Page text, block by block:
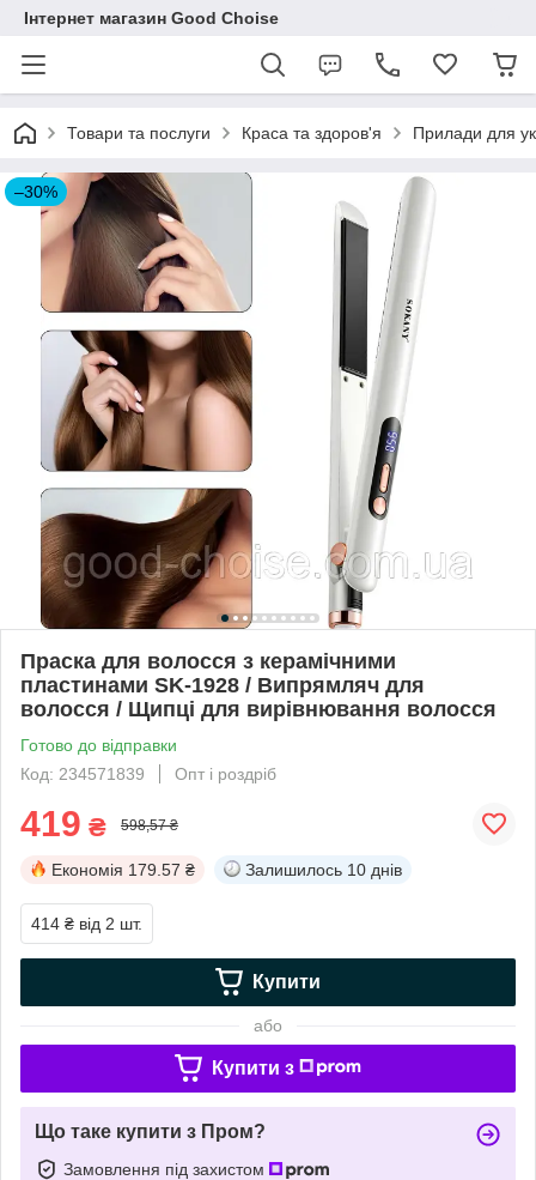
Інтернет магазин Good Choise
Товари та послуги Краса та здоров'я Прилади для
–30%
Праска для волосся з керамічними
пластинами SK-1928 / Випрямляч для
волосся / Щипці для вирівнювання волосся
Готово до відправки
Код: 234571839
Опт і роздріб
419 ₴ 598,57 ₴
Економія 179.57 ₴ Залишилось 10 днів
414 ₴ від 2 шт.
Купити
або
Купити з
Що таке купити з Пром?
Замовлення під захистом